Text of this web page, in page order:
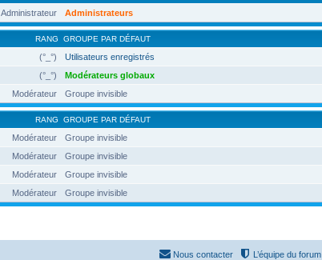
Administrateur Administrateurs
RANG GROUPE PAR DÉFAUT
(°_°) Utilisateurs enregistrés
(°_°)
Modérateurs globaux
Modérateur
Groupe invisible
RANG GROUPE PAR DÉFAUT
Modérateur Groupe invisible
Modérateur
Groupe invisible
Modérateur
Groupe invisible
Modérateur
Groupe invisible
L’équipe du forum
Nous contacter